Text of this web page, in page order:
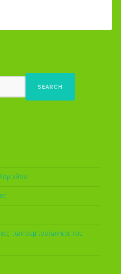
SEARCH
των συμποσίων και του